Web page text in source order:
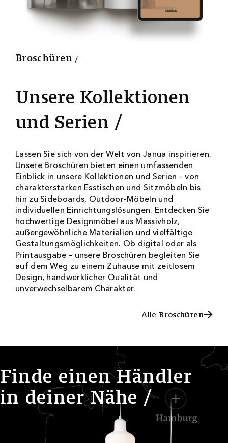
9
9
0
Broschüren
Unsere Kollektionen
und Serien
Lassen Sie sich von der Welt von Janua inspirieren.
Unsere Broschüren bieten einen umfassenden
Einblick in unsere Kollektionen und Serien – von
charakterstarken Esstischen und Sitzmöbeln bis
hin zu Sideboards, Outdoor-Möbeln und
individuellen Einrichtungslösungen. Entdecken Sie
hochwertige Designmöbel aus Massivholz,
außergewöhnliche Materialien und vielfältige
Gestaltungsmöglichkeiten. Ob digital oder als
Printausgabe – unsere Broschüren begleiten Sie
auf dem Weg zu einem Zuhause mit zeitlosem
Design, handwerklicher Qualität und
unverwechselbarem Charakter.
Alle Broschüren
Finde einen Händler
in deiner Nähe